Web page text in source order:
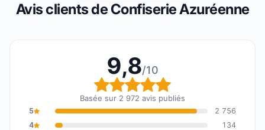
Avis clients de Confiserie Azuréenne
9,8/10
Note globale : 9,8 sur
Basée sur 2 972 avis publiés
5
2 756
4
134